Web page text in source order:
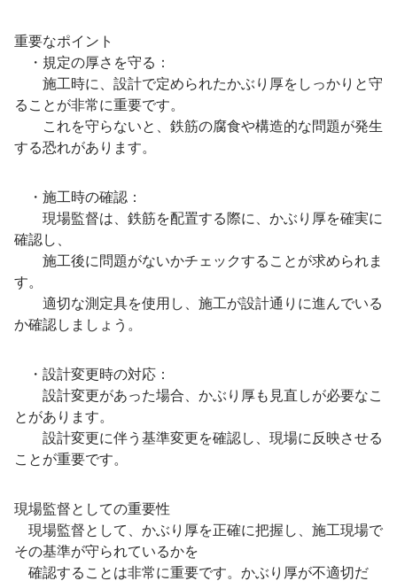
重要なポイント
・規定の厚さを守る：
施工時に、設計で定められたかぶり厚をしっかりと守
ることが非常に重要です。
これを守らないと、鉄筋の腐食や構造的な問題が発生
する恐れがあります。
・施工時の確認：
現場監督は、鉄筋を配置する際に、かぶり厚を確実に
確認し、
施工後に問題がないかチェックすることが求められま
す。
適切な測定具を使用し、施工が設計通りに進んでいる
か確認しましょう。
・設計変更時の対応：
設計変更があった場合、かぶり厚も見直しが必要なこ
とがあります。
設計変更に伴う基準変更を確認し、現場に反映させる
ことが重要です。
現場監督としての重要性
現場監督として、かぶり厚を正確に把握し、施工現場で
その基準が守られているかを
確認することは非常に重要です。かぶり厚が不適切だ